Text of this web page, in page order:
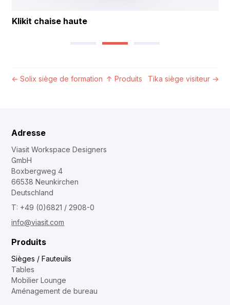
Klikit chaise haute
←Solix siège de formation ↑ Produits Tika siège visiteur→
Adresse
Viasit Workspace Designers
GmbH
Boxbergweg 4
66538 Neunkirchen
Deutschland
T: +49 (0)6821 / 2908-0
info@viasit.com
Produits
Sièges / Fauteuils
Tables
Mobilier Lounge
Aménagement de bureau